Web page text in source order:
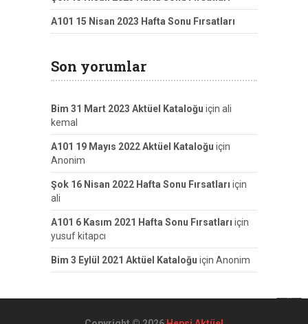
A101 15 Nisan 2023 Hafta Sonu Fırsatları
Son yorumlar
Bim 31 Mart 2023 Aktüel Kataloğu için ali
kemal
A101 19 Mayıs 2022 Aktüel Kataloğu için
Anonim
Şok 16 Nisan 2022 Hafta Sonu Fırsatları için
ali
A101 6 Kasım 2021 Hafta Sonu Fırsatları için
yusuf kitapcı
Bim 3 Eylül 2021 Aktüel Kataloğu için Anonim